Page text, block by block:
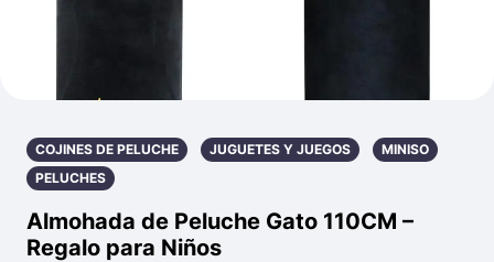
COJINES DE PELUCHE JUGUETES Y JUEGOS
MINISO
PELUCHES
Almohada de Peluche Gato 110CM –
Regalo para Niños